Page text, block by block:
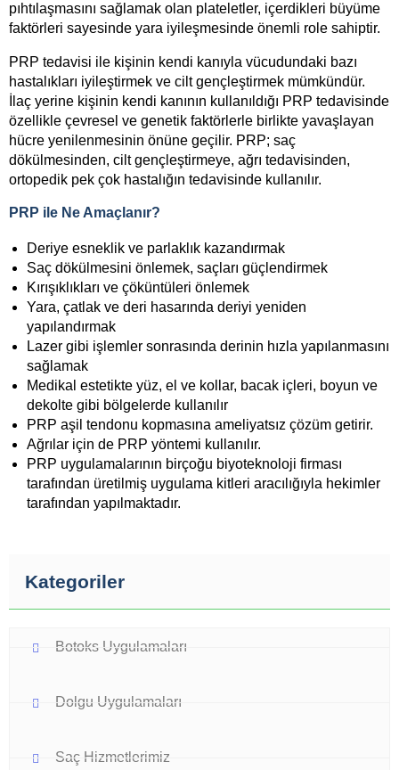
pıhtılaşmasını sağlamak olan plateletler, içerdikleri büyüme
faktörleri sayesinde yara iyileşmesinde önemli role sahiptir.
PRP tedavisi ile kişinin kendi kanıyla vücudundaki bazı
hastalıkları iyileştirmek ve cilt gençleştirmek mümkündür.
İlaç yerine kişinin kendi kanının kullanıldığı PRP tedavisinde
özellikle çevresel ve genetik faktörlerle birlikte yavaşlayan
hücre yenilenmesinin önüne geçilir. PRP; saç
dökülmesinden, cilt gençleştirmeye, ağrı tedavisinden,
ortopedik pek çok hastalığın tedavisinde kullanılır.
PRP ile Ne Amaçlanır?
Deriye esneklik ve parlaklık kazandırmak
Saç dökülmesini önlemek, saçları güçlendirmek
Kırışıklıkları ve çöküntüleri önlemek
Yara, çatlak ve deri hasarında deriyi yeniden
yapılandırmak
Lazer gibi işlemler sonrasında derinin hızla yapılanmasını
sağlamak
Medikal estetikte yüz, el ve kollar, bacak içleri, boyun ve
dekolte gibi bölgelerde kullanılır
PRP aşil tendonu kopmasına ameliyatsız çözüm getirir.
Ağrılar için de PRP yöntemi kullanılır.
PRP uygulamalarının birçoğu biyoteknoloji firması
tarafından üretilmiş uygulama kitleri aracılığıyla hekimler
tarafından yapılmaktadır.
Kategoriler
Botoks Uygulamaları
Dolgu Uygulamaları
Saç Hizmetlerimiz